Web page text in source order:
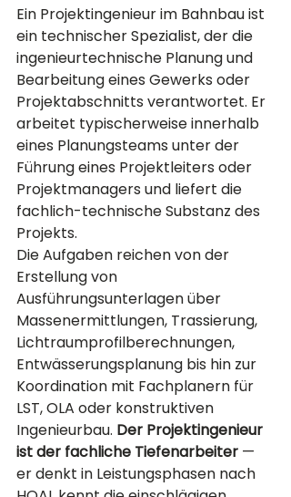
Ein Projektingenieur im Bahnbau ist
ein technischer Spezialist, der die
ingenieurtechnische Planung und
Bearbeitung eines Gewerks oder
Projektabschnitts verantwortet. Er
arbeitet typischerweise innerhalb
eines Planungsteams unter der
Führung eines Projektleiters oder
Projektmanagers und liefert die
fachlich-technische Substanz des
Projekts.
Die Aufgaben reichen von der
Erstellung von
Ausführungsunterlagen über
Massenermittlungen, Trassierung,
Lichtraumprofilberechnungen,
Entwässerungsplanung bis hin zur
Koordination mit Fachplanern für
LST, OLA oder konstruktiven
Ingenieurbau. Der Projektingenieur
ist der fachliche Tiefenarbeiter —
er denkt in Leistungsphasen nach